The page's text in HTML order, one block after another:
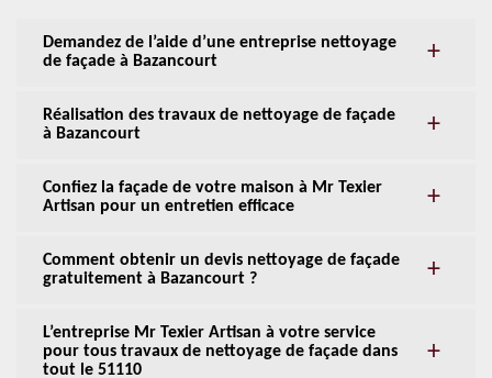
Demandez de l’aide d’une entreprise nettoyage
de façade à Bazancourt
Réalisation des travaux de nettoyage de façade
à Bazancourt
Confiez la façade de votre maison à Mr Texier
Artisan pour un entretien efficace
Comment obtenir un devis nettoyage de façade
gratuitement à Bazancourt ?
L’entreprise Mr Texier Artisan à votre service
pour tous travaux de nettoyage de façade dans
tout le 51110